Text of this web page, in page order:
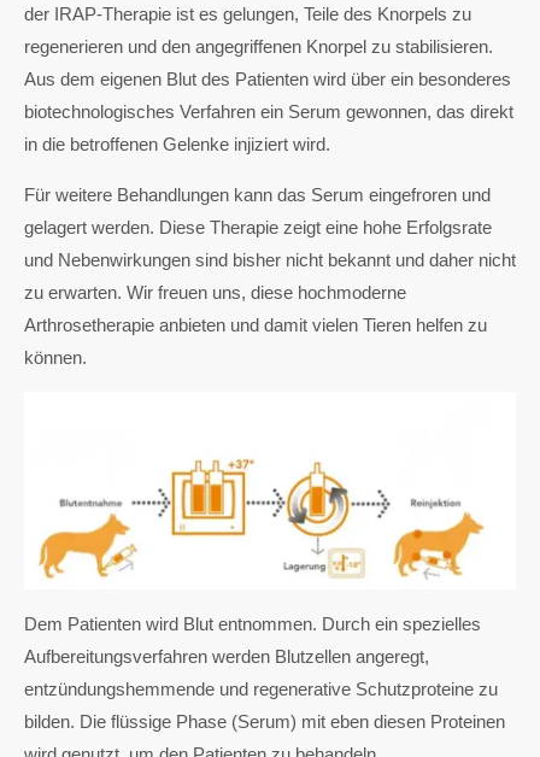
der IRAP-Therapie ist es gelungen, Teile des Knorpels zu
regenerieren und den angegriffenen Knorpel zu stabilisieren.
Aus dem eigenen Blut des Patienten wird über ein besonderes
biotechnologisches Verfahren ein Serum gewonnen, das direkt
in die betroffenen Gelenke injiziert wird.
Für weitere Behandlungen kann das Serum eingefroren und
gelagert werden. Diese Therapie zeigt eine hohe Erfolgsrate
und Nebenwirkungen sind bisher nicht bekannt und daher nicht
zu erwarten. Wir freuen uns, diese hochmoderne
Arthrosetherapie anbieten und damit vielen Tieren helfen zu
können.
Dem Patienten wird Blut entnommen. Durch ein spezielles
Aufbereitungsverfahren werden Blutzellen angeregt,
entzündungshemmende und regenerative Schutzproteine zu
bilden. Die flüssige Phase (Serum) mit eben diesen Proteinen